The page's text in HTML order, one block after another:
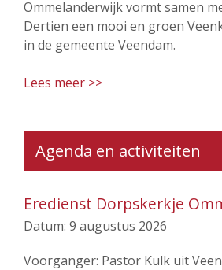
Ommelanderwijk vormt samen
Dertien een mooi en groen
in de gemeente Veendam.
Lees meer >>
Agenda en activiteiten
Eredienst Dorpskerkje
Datum: 9 augustus 2026
Voorganger: Pastor Kulk uit